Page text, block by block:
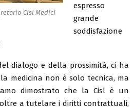
Cisl Medici
espresso
grande
soddisfazione
dialogo e della prossimità, ci ha
medicina non è solo tecnica, ma
dimostrato che la Cisl è un
a tutelare i diritti contrattuali,